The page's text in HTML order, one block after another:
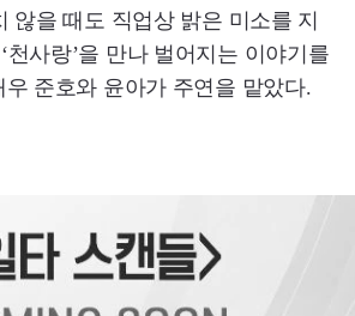
않을 때도 직업상 밝은 미소를 지
천사랑’을 만나 벌어지는 이야기를
우 준호와 윤아가 주연을 맡았다.